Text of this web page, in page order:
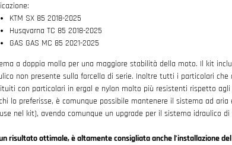
KTM SX 85 2018-2025
Husqvarna TC 85 2018-2025
GAS GAS MC 85 2021-2025
a doppia molla per una maggiore stabilità della moto. Il kit
non presente sulla forcella di serie. Inoltre tutti i particolari che
con particolari in ergal e nylon molto più resistenti rispetto agli
lo preferisse, è comunque possibile mantenere il sistema ad
nel kit), avendo comunque un upgrade per il sistema idraulico di
risultato ottimale, è altamente consigliata anche l’installazione del